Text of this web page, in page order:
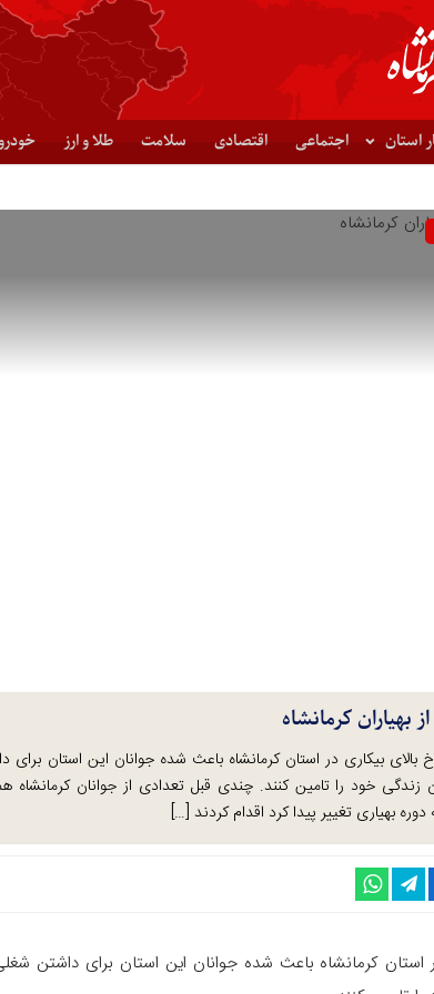
استان اجتماعی اقتصادی سلامت طلا و ارز خودرو
بهیاران کرمانشاه
بالای بیکاری در استان کرمانشاه باعث شده جوانان این استان
زندگی خود را تامین کنند. چندی قبل تعدادی از جوانان
بهیاری تغییر پیدا کرد اقدام کردند […]
استان کرمانشاه باعث شده جوانان این استان برای داشتن